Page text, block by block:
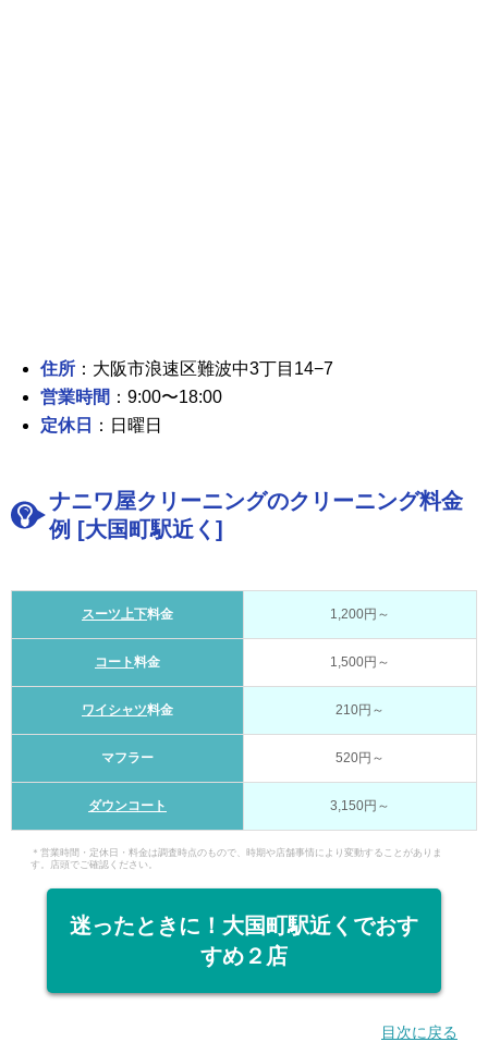
住所 ：大阪市浪速区難波中3丁目14−7
営業時間 ：9:00〜18:00
定休日
：日曜日
ナニワ屋クリーニングのクリーニング料金
例 [大国町駅近く]
スーツ上下料金 1,200円～
コート料金 1,500円～
ワイシャツ料金 210円～
マフラー 520円～
ダウンコート 3,150円～
＊営業時間・定休日・料金は調査時点のもので、時期や店舗事情により変動することがありま
す。店頭でご確認ください。
迷ったときに！大国町駅近くでおす
すめ２店
目次に戻る